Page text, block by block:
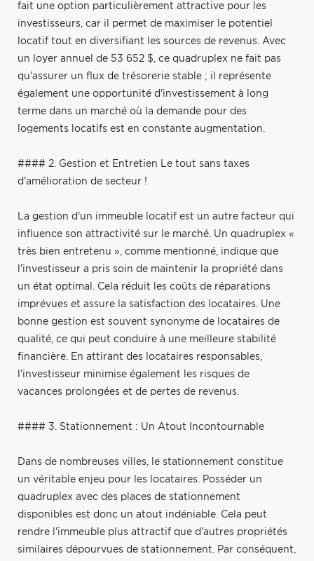
fait une option particulièrement attractive pour les
investisseurs, car il permet de maximiser le potentiel
locatif tout en diversifiant les sources de revenus. Avec
un loyer annuel de 53 652 $, ce quadruplex ne fait pas
qu'assurer un flux de trésorerie stable ; il représente
également une opportunité d'investissement à long
terme dans un marché où la demande pour des
logements locatifs est en constante augmentation.
#### 2. Gestion et Entretien Le tout sans taxes
d'amélioration de secteur !
La gestion d'un immeuble locatif est un autre facteur qui
influence son attractivité sur le marché. Un quadruplex «
très bien entretenu », comme mentionné, indique que
l'investisseur a pris soin de maintenir la propriété dans
un état optimal. Cela réduit les coûts de réparations
imprévues et assure la satisfaction des locataires. Une
bonne gestion est souvent synonyme de locataires de
qualité, ce qui peut conduire à une meilleure stabilité
financière. En attirant des locataires responsables,
l'investisseur minimise également les risques de
vacances prolongées et de pertes de revenus.
#### 3. Stationnement : Un Atout Incontournable
Dans de nombreuses villes, le stationnement constitue
un véritable enjeu pour les locataires. Posséder un
quadruplex avec des places de stationnement
disponibles est donc un atout indéniable. Cela peut
rendre l'immeuble plus attractif que d'autres propriétés
similaires dépourvues de stationnement. Par conséquent,